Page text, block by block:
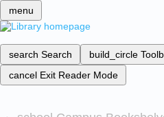
menu
search Search build_circle
cancel Exit Reader Mode